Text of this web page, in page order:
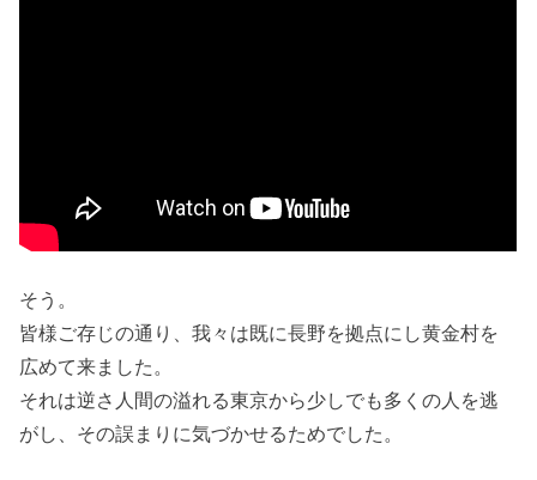
そう。
皆様ご存じの通り、我々は既に長野を拠点にし黄金村を
広めて来ました。
それは逆さ人間の溢れる東京から少しでも多くの人を逃
がし、その誤まりに気づかせるためでした。